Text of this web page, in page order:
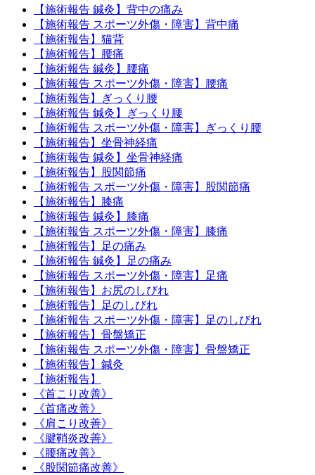
【施術報告 鍼灸】背中の痛み
【施術報告 スポーツ外傷・障害】背中痛
【施術報告】猫背
【施術報告】腰痛
【施術報告 鍼灸】腰痛
【施術報告 スポーツ外傷・障害】腰痛
【施術報告】ぎっくり腰
【施術報告 鍼灸】ぎっくり腰
【施術報告 スポーツ外傷・障害】ぎっくり腰
【施術報告】坐骨神経痛
【施術報告 鍼灸】坐骨神経痛
【施術報告】股関節痛
【施術報告 スポーツ外傷・障害】股関節痛
【施術報告】膝痛
【施術報告 鍼灸】膝痛
【施術報告 スポーツ外傷・障害】膝痛
【施術報告】足の痛み
【施術報告 鍼灸】足の痛み
【施術報告 スポーツ外傷・障害】足痛
【施術報告】お尻のしびれ
【施術報告】足のしびれ
【施術報告 スポーツ外傷・障害】足のしびれ
【施術報告】骨盤矯正
【施術報告 スポーツ外傷・障害】骨盤矯正
【施術報告】鍼灸
【施術報告】
《首こり改善》
《首痛改善》
《肩こり改善》
《腱鞘炎改善》
《腰痛改善》
《股関節痛改善》